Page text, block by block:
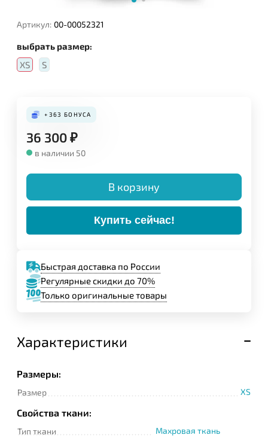
Артикул: 00-00052321
выбрать размер:
XS
S
+363 БОНУСА
36 300₽
в наличии 50
В корзину
Купить сейчас!
Быстрая доставка по России
Регулярные скидки до 70%
Только оригинальные товары
Характеристики
Размеры:
Размер XS
Свойства ткани:
Тип ткани
Махровая ткань